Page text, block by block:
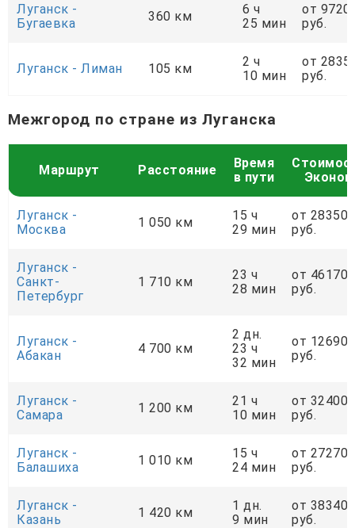
Луганск -
Бугаевка
360 км
6 ч
25 мин
от 9720
руб.
Луганск - Лиман 105 км
2 ч
10 мин
от 2835
руб.
Межгород по стране из Луганска
Маршрут Расстояние
Время
в пути
Эконом
Луганск -
Москва
1 050 км
15 ч
29 мин
от 28350
руб.
Луганск -
Санкт-
Петербург
1 710 км
23 ч
28 мин
от 46170
руб.
Луганск -
Абакан
4 700 км
2 дн.
23 ч
32 мин
от 126900
руб.
Луганск -
Самара
1 200 км
21 ч
10 мин
от 32400
руб.
Луганск -
Балашиха
1 010 км
15 ч
24 мин
от 27270
руб.
Луганск -
Казань
1 420 км
1 дн.
9 мин
от 38340
руб.